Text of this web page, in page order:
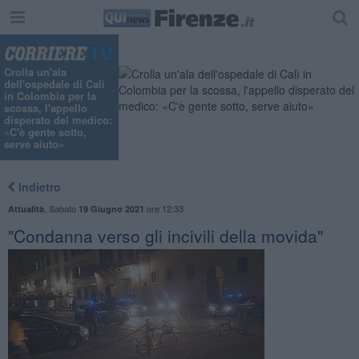
Crolla un'ala
dell'ospedale di Calì
in Colombia per la
scossa, l'appello
disperato del medico:
«C'è gente sotto,
serve aiuto»
Indietro
Attualità Sabato 19 Giugno 2021 ore 12:33
"Condanna verso gli incivili della movida"